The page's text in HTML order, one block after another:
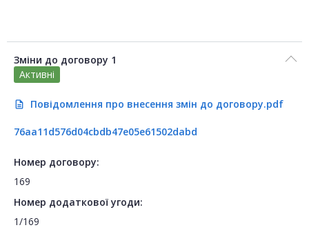
Зміни до договору 1
Активні
description Повідомлення про внесення змін до договору.pdf
76aa11d576d04cbdb47e05e61502dabd
Номер договору:
169
Номер додаткової угоди:
1/169